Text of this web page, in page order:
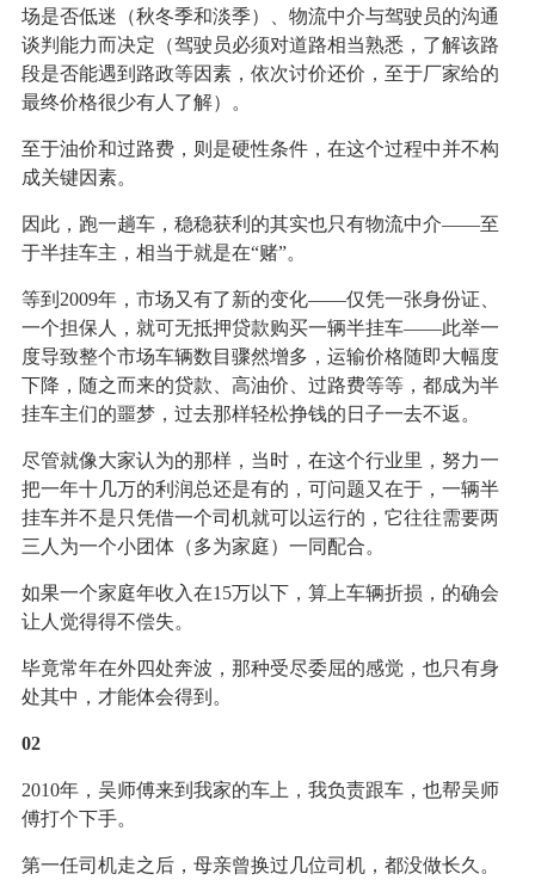
场是否低迷（秋冬季和淡季）、物流中介与驾驶员的沟通
谈判能力而决定（驾驶员必须对道路相当熟悉，了解该路
段是否能遇到路政等因素，依次讨价还价，至于厂家给的
最终价格很少有人了解）。
至于油价和过路费，则是硬性条件，在这个过程中并不构
成关键因素。
因此，跑一趟车，稳稳获利的其实也只有物流中介——至
于半挂车主，相当于就是在“赌”。
等到2009年，市场又有了新的变化——仅凭一张身份证、
一个担保人，就可无抵押贷款购买一辆半挂车——此举一
度导致整个市场车辆数目骤然增多，运输价格随即大幅度
下降，随之而来的贷款、高油价、过路费等等，都成为半
挂车主们的噩梦，过去那样轻松挣钱的日子一去不返。
尽管就像大家认为的那样，当时，在这个行业里，努力一
把一年十几万的利润总还是有的，可问题又在于，一辆半
挂车并不是只凭借一个司机就可以运行的，它往往需要两
三人为一个小团体（多为家庭）一同配合。
如果一个家庭年收入在15万以下，算上车辆折损，的确会
让人觉得得不偿失。
毕竟常年在外四处奔波，那种受尽委屈的感觉，也只有身
处其中，才能体会得到。
02
2010年，吴师傅来到我家的车上，我负责跟车，也帮吴师
傅打个下手。
第一任司机走之后，母亲曾换过几位司机，都没做长久。